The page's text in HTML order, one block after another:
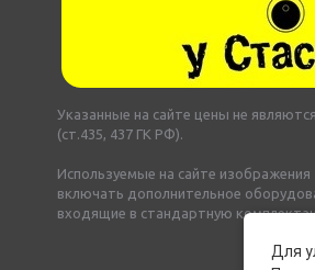
Указанные на сайте цены не
(ст.435, 437 ГК РФ).
Используемые на сайте изображения
включать дополнительное
входящие в стандартную
Для